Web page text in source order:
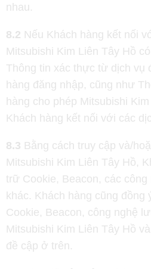
nhau.
8.2 Nếu Khách hàng kết nối
Mitsubishi Kim Liên Tây Hồ
Thông tin xác thực từ dịch vụ
hàng đăng nhập, cũng như
hàng cho phép Mitsubishi
Khách hàng kết nối với các
8.3 Bằng cách truy cập và/
Mitsubishi Kim Liên Tây Hồ,
trữ Cookie, Beacon, các
khác. Khách hàng cũng đồng
Cookie, Beacon, công nghệ
Mitsubishi Kim Liên Tây Hồ
đề cập ở trên.